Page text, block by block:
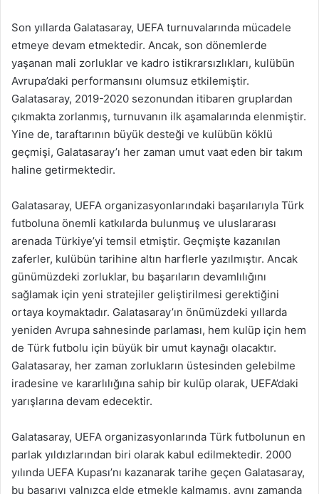
Son yıllarda Galatasaray, UEFA turnuvalarında mücadele
etmeye devam etmektedir. Ancak, son dönemlerde
yaşanan mali zorluklar ve kadro istikrarsızlıkları, kulübün
Avrupa’daki performansını olumsuz etkilemiştir.
Galatasaray, 2019-2020 sezonundan itibaren gruplardan
çıkmakta zorlanmış, turnuvanın ilk aşamalarında elenmiştir.
Yine de, taraftarının büyük desteği ve kulübün köklü
geçmişi, Galatasaray’ı her zaman umut vaat eden bir takım
haline getirmektedir.
Galatasaray, UEFA organizasyonlarındaki başarılarıyla Türk
futboluna önemli katkılarda bulunmuş ve uluslararası
arenada Türkiye’yi temsil etmiştir. Geçmişte kazanılan
zaferler, kulübün tarihine altın harflerle yazılmıştır. Ancak
günümüzdeki zorluklar, bu başarıların devamlılığını
sağlamak için yeni stratejiler geliştirilmesi gerektiğini
ortaya koymaktadır. Galatasaray’ın önümüzdeki yıllarda
yeniden Avrupa sahnesinde parlaması, hem kulüp için hem
de Türk futbolu için büyük bir umut kaynağı olacaktır.
Galatasaray, her zaman zorlukların üstesinden gelebilme
iradesine ve kararlılığına sahip bir kulüp olarak, UEFA’daki
yarışlarına devam edecektir.
Galatasaray, UEFA organizasyonlarında Türk futbolunun en
parlak yıldızlarından biri olarak kabul edilmektedir. 2000
yılında UEFA Kupası’nı kazanarak tarihe geçen Galatasaray,
bu başarıyı yalnızca elde etmekle kalmamış, aynı zamanda